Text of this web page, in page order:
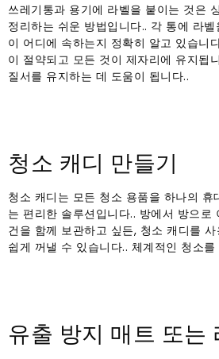
쓰레기통과 용기에 라벨을 붙이는 것은
정리하는 쉬운 방법입니다.. 각 통에 라
이 어디에 속하는지 정확히 알고 있습니
이 절약되고 모든 것이 제자리에 유지됩
질서를 유지하는 데 도움이 됩니다..
청소 캐디 만들기
청소 캐디는 모든 청소 용품을 하나의 휴
는 편리한 솔루션입니다.. 방에서 방으로
건을 함께 보관하고 싶든, 청소 캐디를
쉽게 꺼낼 수 있습니다.. 체계적인 청소
유출 방지 매트 또는